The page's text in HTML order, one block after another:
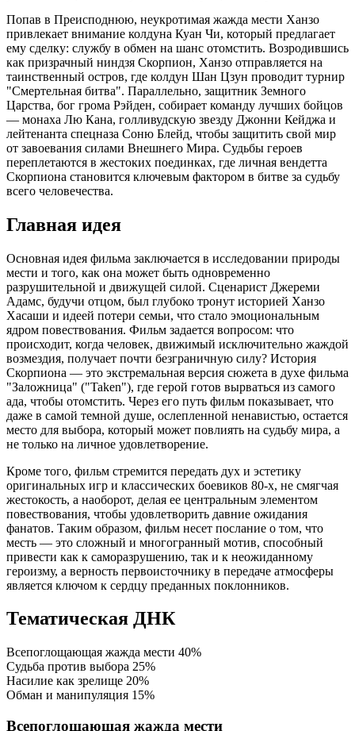
Попав в Преисподнюю, неукротимая жажда мести Ханзо
привлекает внимание колдуна Куан Чи, который предлагает
ему сделку: службу в обмен на шанс отомстить. Возродившись
как призрачный ниндзя Скорпион, Ханзо отправляется на
таинственный остров, где колдун Шан Цзун проводит турнир
"Смертельная битва". Параллельно, защитник Земного
Царства, бог грома Рэйден, собирает команду лучших бойцов
— монаха Лю Кана, голливудскую звезду Джонни Кейджа и
лейтенанта спецназа Соню Блейд, чтобы защитить свой мир
от завоевания силами Внешнего Мира. Судьбы героев
переплетаются в жестоких поединках, где личная вендетта
Скорпиона становится ключевым фактором в битве за судьбу
всего человечества.
Главная идея
Основная идея фильма заключается в исследовании природы
мести и того, как она может быть одновременно
разрушительной и движущей силой. Сценарист Джереми
Адамс, будучи отцом, был глубоко тронут историей Ханзо
Хасаши и идеей потери семьи, что стало эмоциональным
ядром повествования. Фильм задается вопросом: что
происходит, когда человек, движимый исключительно жаждой
возмездия, получает почти безграничную силу? История
Скорпиона — это экстремальная версия сюжета в духе фильма
"Заложница" ("Taken"), где герой готов вырваться из самого
ада, чтобы отомстить. Через его путь фильм показывает, что
даже в самой темной душе, ослепленной ненавистью, остается
место для выбора, который может повлиять на судьбу мира, а
не только на личное удовлетворение.
Кроме того, фильм стремится передать дух и эстетику
оригинальных игр и классических боевиков 80-х, не смягчая
жестокость, а наоборот, делая ее центральным элементом
повествования, чтобы удовлетворить давние ожидания
фанатов. Таким образом, фильм несет послание о том, что
месть — это сложный и многогранный мотив, способный
привести как к саморазрушению, так и к неожиданному
героизму, а верность первоисточнику в передаче атмосферы
является ключом к сердцу преданных поклонников.
Тематическая ДНК
Всепоглощающая жажда мести 40%
Судьба против выбора 25%
Насилие как зрелище 20%
Обман и манипуляция 15%
Всепоглощающая жажда мести